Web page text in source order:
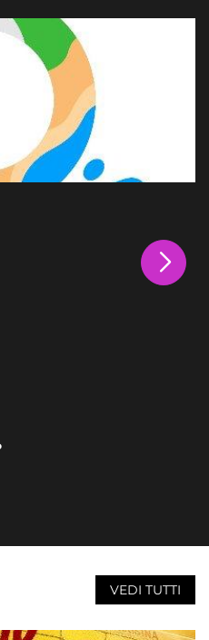
VEDI TUTTI